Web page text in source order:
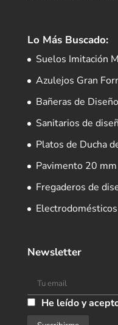
Lo Más Buscado:
Suelos Imitación
Azulejos Gran
Bañeras de Diseño
Sanitarios de
Platos de Ducha
Pavimento 20 mm
Fregaderos de
Newsletter
He leído y